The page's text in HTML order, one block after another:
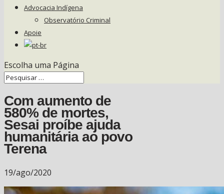
Advocacia Indígena
Observatório Criminal
Apoie
Escolha uma Página
Com aumento de
580% de mortes,
Sesai proíbe ajuda
humanitária ao povo
Terena
19/ago/2020